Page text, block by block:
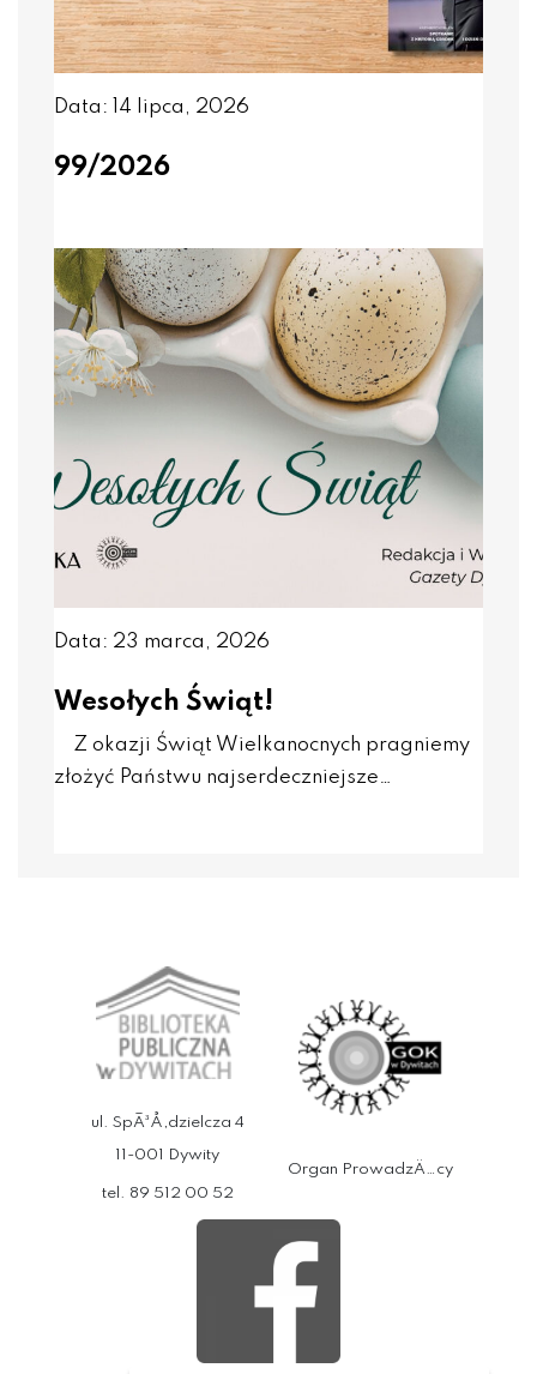
Data: 14 lipca, 2026
99/2026
Data: 23 marca, 2026
Wesołych Świąt!
Z okazji Świąt Wielkanocnych pragniemy
złożyć Państwu najserdeczniejsze…
ul. SpÃ³Å‚dzielcza 4
11-001 Dywity
tel. 89 512 00 52
Organ ProwadzÄ…cy